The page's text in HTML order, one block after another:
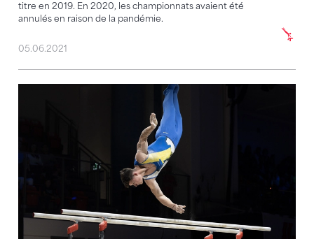
titre en 2019. En 2020, les championnats avaient été
annulés en raison de la pandémie.
05.06.2021
Kaylia Nemour et Illia Kovtun – les meilleurs au